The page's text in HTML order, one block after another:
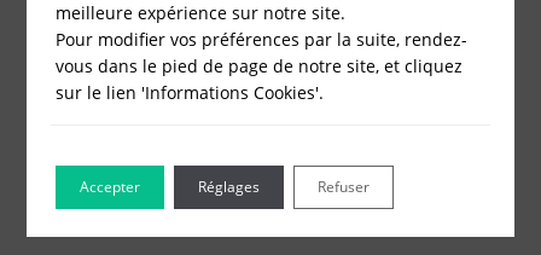
meilleure expérience sur notre site.
Pour modifier vos préférences par la suite, rendez-
vous dans le pied de page de notre site, et cliquez
sur le lien 'Informations Cookies'.
Accepter Refuser
Réglages